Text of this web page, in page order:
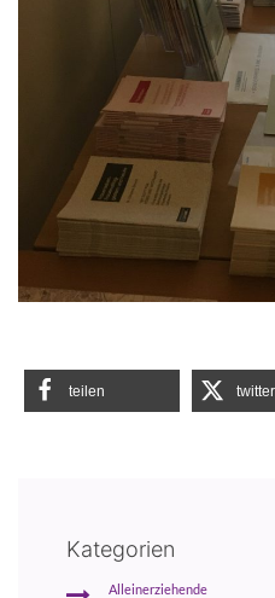
teilen
Kategorien
Alleinerziehende